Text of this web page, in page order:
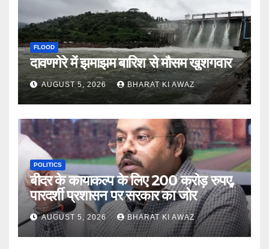
FLOOD
दावणगेरे में झमाझम बारिश से मौसम खुशगवार
AUGUST 5, 2026 BHARAT KI AWAZ
POLITICS
बीदर के कायाकल्प के लिए 200 करोड़ रुपए,
पारदर्शी प्रशासन पर सरकार का जोर
AUGUST 5, 2026 BHARAT KI AWAZ